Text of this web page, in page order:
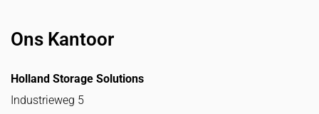
Ons Kantoor
Holland Storage Solutions
Industrieweg 5